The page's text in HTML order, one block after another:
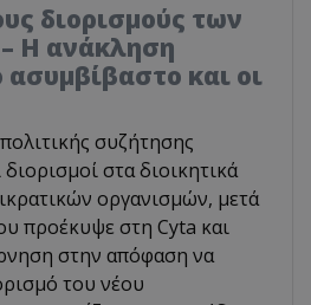
διορισμούς των
Η ανάκληση
ασυμβίβαστο και οι
συζήτησης
στα διοικητικά
οργανισμών, μετά
προέκυψε στη Cyta και
στην απόφαση να
του νέου